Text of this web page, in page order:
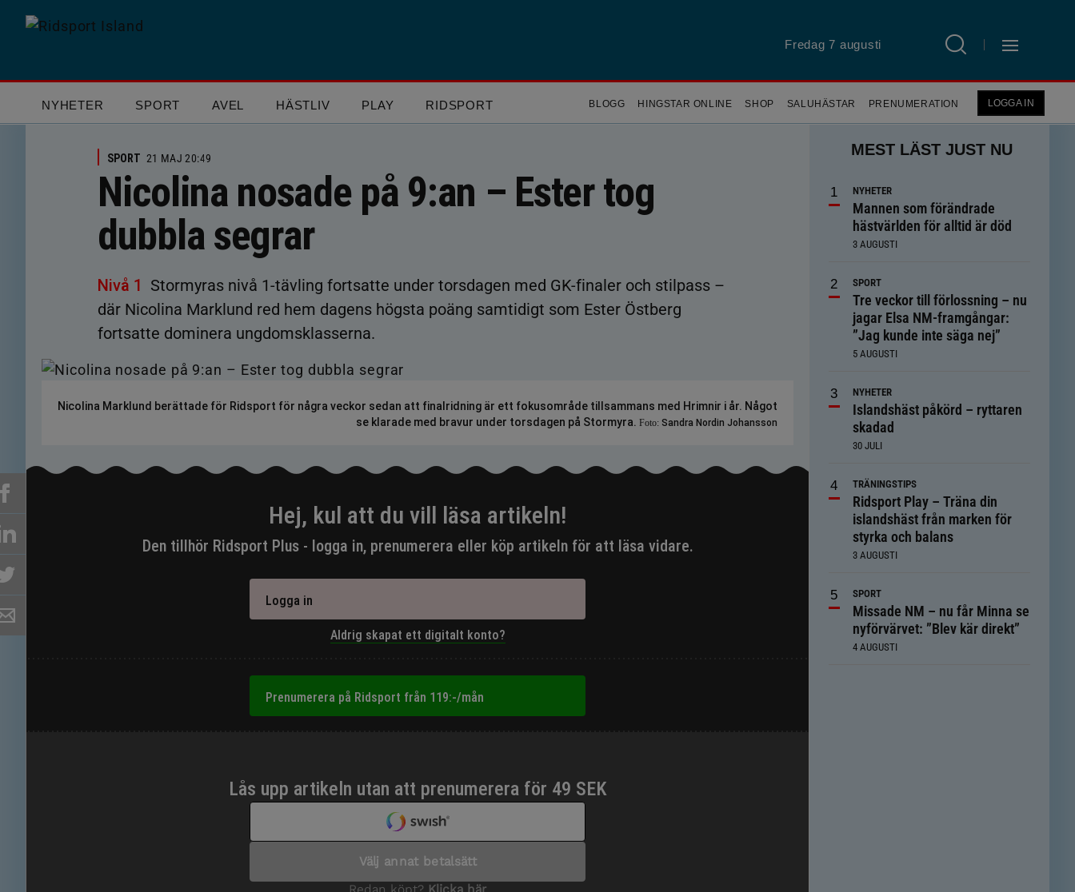
Fredag 7 augusti
NYHETER SPORT AVEL HÄSTLIV PLAY RIDSPORT BLOGG HINGSTAR ONLINE SHOP SALUHÄSTAR PRENUMERATION LOGGA IN
SPORT 21 MAJ 20:49
Nicolina nosade på 9:an – Ester tog
dubbla segrar
Nivå 1 Stormyras nivå 1-tävling fortsatte under torsdagen med GK-finaler och stilpass –
där Nicolina Marklund red hem dagens högsta poäng samtidigt som Ester Östberg
fortsatte dominera ungdomsklasserna.
Nicolina Marklund berättade för Ridsport för några veckor sedan att finalridning är ett fokusområde tillsammans med Hrimnir i år. Något
se klarade med bravur under torsdagen på Stormyra.Foto: Sandra Nordin Johansson
Hej, kul att du vill läsa artikeln!
Den tillhör Ridsport Plus - logga in, prenumerera eller köp artikeln för att läsa vidare.
Logga in
Aldrig skapat ett digitalt konto?
Prenumerera på Ridsport från 119:-/mån
MEST LÄST JUST NU
NYHETER
Mannen som förändrade
hästvärlden för alltid är död
3 AUGUSTI
SPORT
Tre veckor till förlossning – nu
jagar Elsa NM-framgångar:
”Jag kunde inte säga nej”
5 AUGUSTI
NYHETER
Islandshäst påkörd – ryttaren
skadad
30 JULI
TRÄNINGSTIPS
Ridsport Play – Träna din
islandshäst från marken för
styrka och balans
3 AUGUSTI
SPORT
Missade NM – nu får Minna se
nyförvärvet: ”Blev kär direkt”
4 AUGUSTI